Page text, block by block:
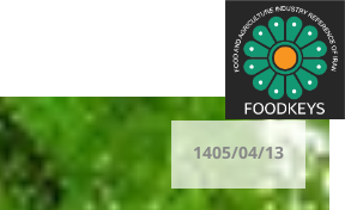
1405/04/13